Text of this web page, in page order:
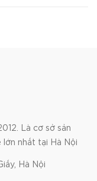
Là cơ sở sản
nhất tại Hà Nội
Hà Nội